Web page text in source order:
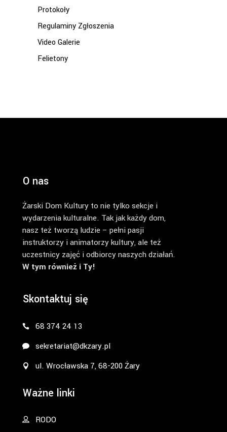
Protokoły
Regulaminy Zgłoszenia
Video Galerie
Felietony
O nas
Żarski Dom Kultury to nie tylko sekcje i
wydarzenia kulturalne. Tak jak każdy dom,
nasz też tworzą ludzie – pełni pasji
instruktorzy i animatorzy kultury, ale też
uczestnicy zajęć i odbiorcy naszych działań.
W tym również i Ty!
Skontaktuj się
68 374 24 13
sekretariat@dkzary.pl
ul. Wrocławska 7, 68-200 Żary
Ważne linki
RODO